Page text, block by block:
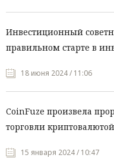
Инвестиционный
правильном старте в
18 июня 2024 / 11:06
CoinFuze произвела
торговли криптовалютой
15 января 2024 / 10:47